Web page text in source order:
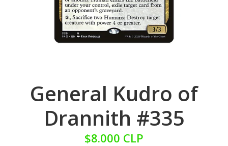
General Kudro of
Drannith #335
$8.000 CLP